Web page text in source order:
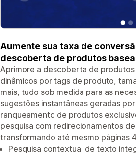
Aumente sua taxa de
descoberta de produtos
Aprimore a descoberta de produtos
dinâmicos por tags de produto,
mais, tudo sob medida para as
sugestões instantâneas geradas
ranqueamento de produtos
pesquisa com redirecionamentos
transformando até mesmo páginas
Pesquisa contextual de texto